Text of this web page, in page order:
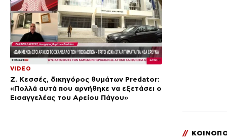
VIDEO
Ζ. Κεσσές, δικηγόρος θυμάτων Predator:
«Πολλά αυτά που αρνήθηκε να εξετάσει ο
Εισαγγελέας του Αρείου Πάγου»
//